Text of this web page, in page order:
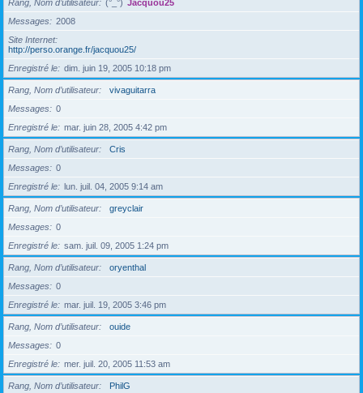
Rang, Nom d’utilisateur (°_°) Jacquou25
Messages
2008
Site Internet
http://perso.orange.fr/jacquou25/
Enregistré le
dim. juin 19, 2005 10:18 pm
Rang, Nom d’utilisateur
vivaguitarra
Messages
0
Enregistré le
mar. juin 28, 2005 4:42 pm
Rang, Nom d’utilisateur
Cris
Messages
0
Enregistré le
lun. juil. 04, 2005 9:14 am
Rang, Nom d’utilisateur
greyclair
Messages
0
Enregistré le
sam. juil. 09, 2005 1:24 pm
Rang, Nom d’utilisateur
oryenthal
Messages
0
Enregistré le
mar. juil. 19, 2005 3:46 pm
Rang, Nom d’utilisateur
ouide
Messages
0
Enregistré le
mer. juil. 20, 2005 11:53 am
Rang, Nom d’utilisateur
PhilG